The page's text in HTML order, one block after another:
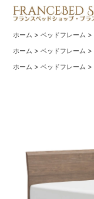
ホーム >ベッドフレーム >
ホーム >ベッドフレーム >
ホーム >ベッドフレーム >